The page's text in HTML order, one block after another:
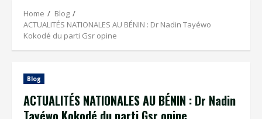
Home
Blog
ACTUALITÉS NATIONALES AU BÉNIN : Dr Nadin Tayéwo
Kokodé du parti Gsr opine
Blog
ACTUALITÉS NATIONALES AU BÉNIN : Dr Nadin
Tayéwo Kokodé du parti Gsr opine